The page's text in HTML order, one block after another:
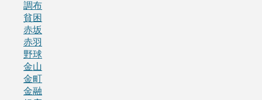
調布
貧困
赤坂
赤羽
野球
金山
金町
金融